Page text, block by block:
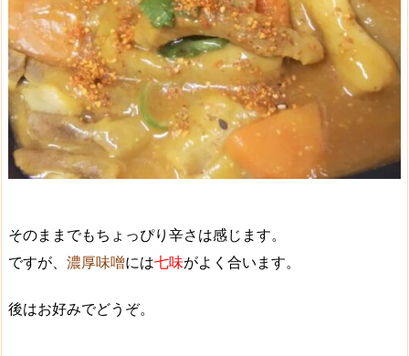
そのままでもちょっぴり辛さは感じます。
ですが、 濃厚味噌には七味がよく合います。
後はお好みでどうぞ。